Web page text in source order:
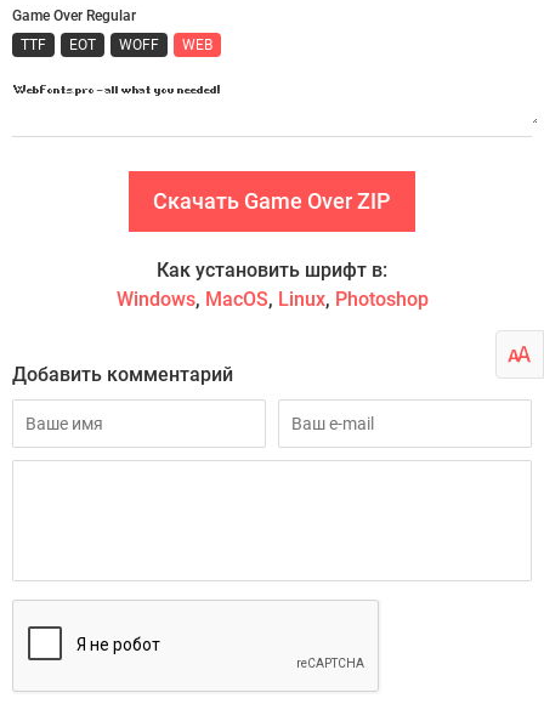
Game Over Regular
TTF
EOT WOFF WEB
Скачать Game Over ZIP
Как установить шрифт в:
Windows, MacOS, Linux, Photoshop
Добавить комментарий